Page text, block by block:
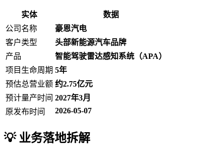
实体
数据
公司名称
豪恩汽电
客户类型
头部新能源汽车品牌
产品
智能驾驶雷达感知系统（APA）
项目生命周期 5年
预估总营业额 约2.75亿元
预计量产时间 2027年3月
原发布时间
2026-05-07
💡 业务落地拆解